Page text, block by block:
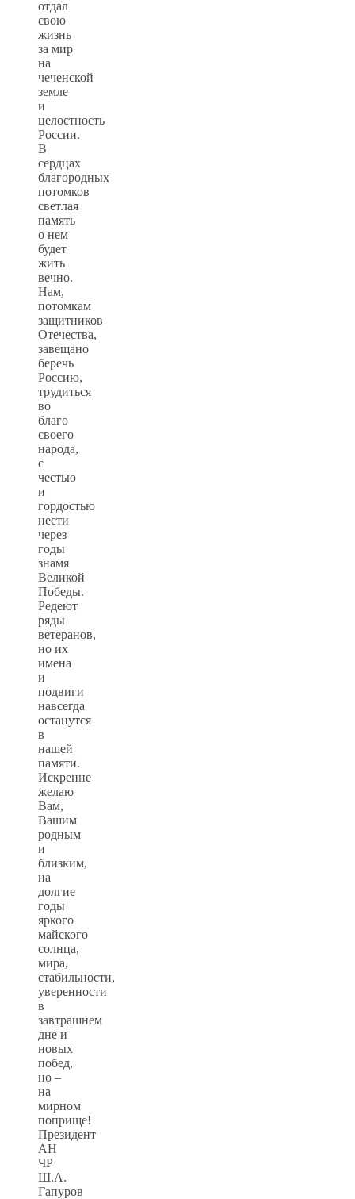
отдал
свою
жизнь
за мир
на
чеченской
земле
и
целостность
России.
В
сердцах
благородных
потомков
светлая
память
о нем
будет
жить
вечно.
Нам,
потомкам
защитников
Отечества,
завещано
беречь
Россию,
трудиться
во
благо
своего
народа,
с
честью
и
гордостью
нести
через
годы
знамя
Великой
Победы.
Редеют
ряды
ветеранов,
но их
имена
и
подвиги
навсегда
останутся
в
нашей
памяти.
Искренне
желаю
Вам,
Вашим
родным
и
близким,
на
долгие
годы
яркого
майского
солнца,
мира,
стабильности,
уверенности
в
завтрашнем
дне и
новых
побед,
но –
на
мирном
поприще!
Президент
АН
ЧР
Ш.А.
Гапуров